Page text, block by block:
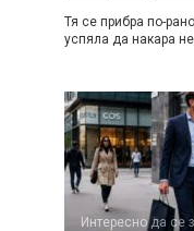
Тя се прибра по-
успяла да накара
Интересно да се